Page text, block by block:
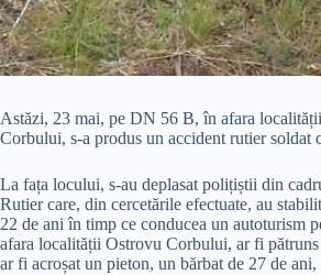
Astăzi, 23 mai, pe DN 56 B, în afara
Corbului, s-a produs un accident rutier soldat
La fața locului, s-au deplasat polițiștii din
Rutier care, din cercetările efectuate, au
22 de ani în timp ce conducea un autoturism
afara localității Ostrovu Corbului, ar fi pătruns
ar fi acroșat un pieton, un bărbat de 27 de